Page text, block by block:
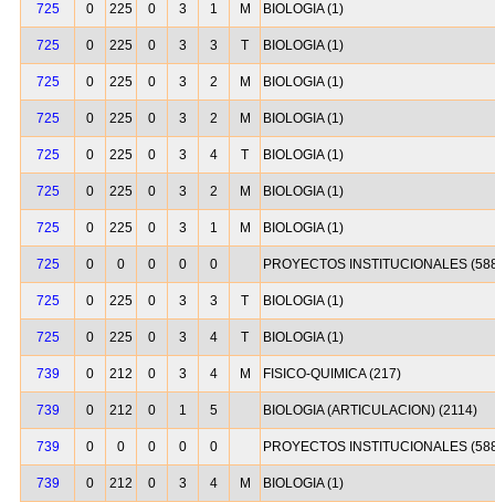
725 0 225 0 3 1 M BIOLOGIA (1)
725 0 225 0 3 3 T BIOLOGIA (1)
725 0 225 0 3 2 M BIOLOGIA (1)
725 0 225 0 3 2 M BIOLOGIA (1)
725 0 225 0 3 4 T BIOLOGIA (1)
725 0 225 0 3 2 M BIOLOGIA (1)
725 0 225 0 3 1 M BIOLOGIA (1)
725 0 0 0 0 0 PROYECTOS INSTITUCIONALES
725 0 225 0 3 3 T BIOLOGIA (1)
725 0 225 0 3 4 T BIOLOGIA (1)
739 0 212 0 3 4 M FISICO-QUIMICA (217)
739 0 212 0 1 5 BIOLOGIA (ARTICULACION) (2114)
739 0 0 0 0 0 PROYECTOS INSTITUCIONALES
739 0 212 0 3 4 M BIOLOGIA (1)